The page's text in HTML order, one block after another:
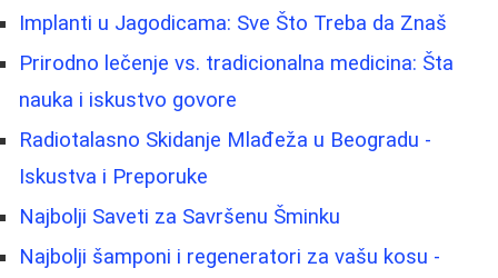
Implanti u Jagodicama: Sve Što Treba da Znaš
Prirodno lečenje vs. tradicionalna medicina: Šta
nauka i iskustvo govore
Radiotalasno Skidanje Mlađeža u Beogradu -
Iskustva i Preporuke
Najbolji Saveti za Savršenu Šminku
Najbolji šamponi i regeneratori za vašu kosu -